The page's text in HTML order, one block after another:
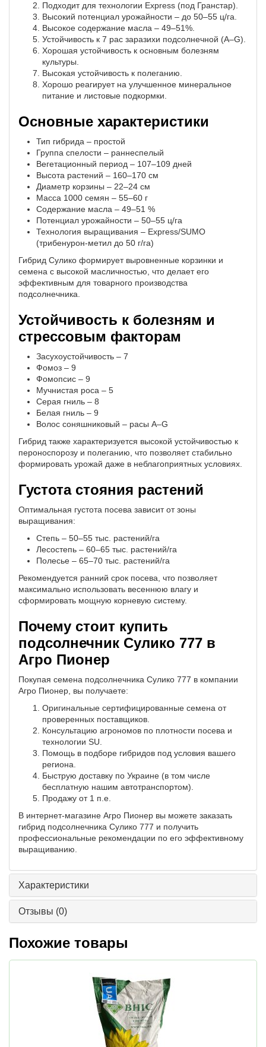
Подходит для технологии Express (под Гранстар).
Высокий потенциал урожайности – до 50–55 ц/га.
Высокое содержание масла – 49–51%.
Устойчивость к 7 рас заразихи подсолнечной (A–G).
Хорошая устойчивость к основным болезням
культуры.
Высокая устойчивость к полеганию.
Хорошо реагирует на улучшенное минеральное
питание и листовые подкормки.
Основные характеристики
Тип гибрида – простой
Группа спелости – раннеспелый
Вегетационный период – 107–109 дней
Высота растений – 160–170 см
Диаметр корзины – 22–24 см
Масса 1000 семян – 55–60 г
Содержание масла – 49–51 %
Потенциал урожайности – 50–55 ц/га
Технология выращивания – Express/SUMO
(трибенурон-метил до 50 г/га)
Гибрид Сулико формирует выровненные корзинки и
семена с высокой масличностью, что делает его
эффективным для товарного производства
подсолнечника.
Устойчивость к болезням и
стрессовым факторам
Засухоустойчивость – 7
Фомоз – 9
Фомопсис – 9
Мучнистая роса – 5
Серая гниль – 8
Белая гниль – 9
Волос соняшниковый – расы A–G
Гибрид также характеризуется высокой устойчивостью к
пероноспорозу и полеганию, что позволяет стабильно
формировать урожай даже в неблагоприятных условиях.
Густота стояния растений
Оптимальная густота посева зависит от зоны
выращивания:
Степь – 50–55 тыс. растений/га
Лесостепь – 60–65 тыс. растений/га
Полесье – 65–70 тыс. растений/га
Рекомендуется ранний срок посева, что позволяет
максимально использовать весеннюю влагу и
сформировать мощную корневую систему.
Почему стоит купить
подсолнечник Сулико 777 в
Агро Пионер
Покупая семена подсолнечника Сулико 777 в компании
Агро Пионер, вы получаете:
Оригинальные сертифицированные семена от
проверенных поставщиков.
Консультацию агрономов по плотности посева и
технологии SU.
Помощь в подборе гибридов под условия вашего
региона.
Быструю доставку по Украине (в том числе
бесплатную нашим автотранспортом).
Продажу от 1 п.е.
В интернет-магазине Агро Пионер вы можете заказать
гибрид подсолнечника Сулико 777 и получить
профессиональные рекомендации по его эффективному
выращиванию.
Характеристики
Отзывы (0)
Похожие товары